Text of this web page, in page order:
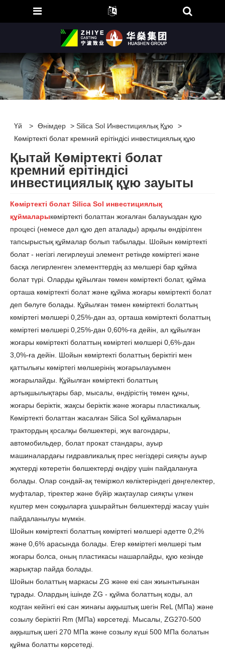
Үй > Өнімдер >Silica Sol Инвестициялық Құю
>
Көміртекті болат кремний ерітіндісі инвестициялық құю
Қытай Көміртекті болат
кремний ерітіндісі
инвестициялық құю зауыты
Көміртекті болат Silica Sol инвестициялық
құймаларыкөміртекті болаттан жоғалған балауыздан құю
процесі (немесе дәл құю деп аталады) арқылы өндірілген
тапсырыстық құймалар болып табылады. Шойын көміртекті
болат - негізгі легирлеуші ​​элемент ретінде көміртегі және
басқа легирленген элементтердің аз мөлшері бар құйма
болат түрі. Оларды құйылған төмен көміртекті болат, құйма
орташа көміртекті болат және құйма жоғары көміртекті болат
деп бөлуге болады. Құйылған төмен көміртекті болаттың
көміртегі мөлшері 0,25%-дан аз, орташа көміртекті болаттың
көміртегі мөлшері 0,25%-дан 0,60%-ға дейін, ал құйылған
жоғары көміртекті болаттың көміртегі мөлшері 0,6%-дан
3,0%-ға дейін. Шойын көміртекті болаттың беріктігі мен
қаттылығы көміртегі мөлшерінің жоғарылауымен
жоғарылайды. Құйылған көміртекті болаттың
артықшылықтары бар, мысалы, өндірістің төмен құны,
жоғары беріктік, жақсы беріктік және жоғары пластикалық.
Көміртекті болаттан жасалған Silica Sol құймаларын
трактордың қосалқы бөлшектері, жүк вагондары,
автомобильдер, болат прокат стандары, ауыр
машиналардағы гидравликалық прес негіздері сияқты ауыр
жүктерді көтеретін бөлшектерді өндіру үшін пайдалануға
болады. Олар сондай-ақ теміржол көліктеріндегі дөңгелектер,
муфталар, тіректер және бүйір жақтаулар сияқты үлкен
күштер мен соққыларға ұшырайтын бөлшектерді жасау үшін
пайдаланылуы мүмкін.
Шойын көміртекті болаттың көміртегі мөлшері әдетте 0,2%
және 0,6% арасында болады. Егер көміртегі мөлшері тым
жоғары болса, оның пластикасы нашарлайды, құю кезінде
жарықтар пайда болады.
Шойын болаттың маркасы ZG және екі сан жиынтығынан
тұрады. Олардың ішінде ZG - құйма болаттың коды, ал
кодтан кейінгі екі сан жинағы аққыштық шегін ReL (МПа) және
созылу беріктігі Rm (МПа) көрсетеді. Мысалы, ZG270-500
аққыштық шегі 270 МПа және созылу күші 500 МПа болатын
құйма болатты көрсетеді.